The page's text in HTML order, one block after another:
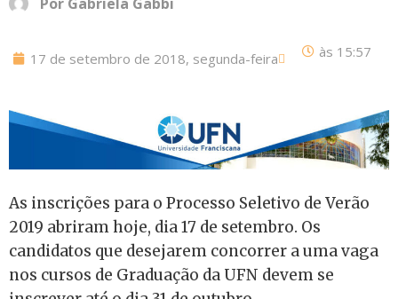
17 de setembro de 2018, segunda-feira às 15:57
As inscrições para o Processo Seletivo de Verão
2019 abriram hoje, dia 17 de setembro. Os
candidatos que desejarem concorrer a uma vaga
nos cursos de Graduação da UFN devem se